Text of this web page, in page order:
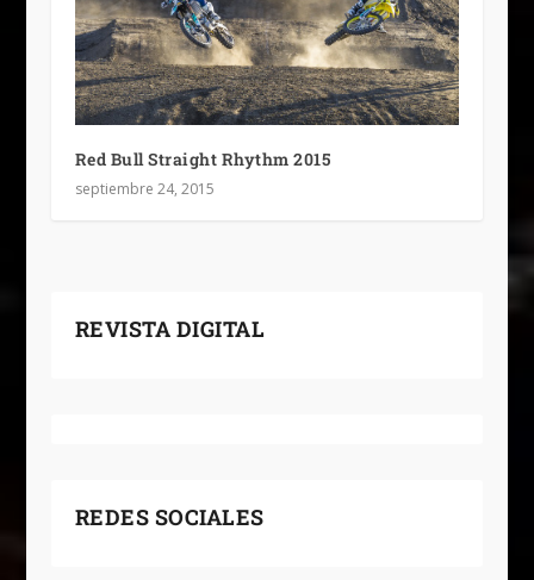
Red Bull Straight Rhythm 2015
septiembre 24, 2015
REVISTA DIGITAL
REDES SOCIALES